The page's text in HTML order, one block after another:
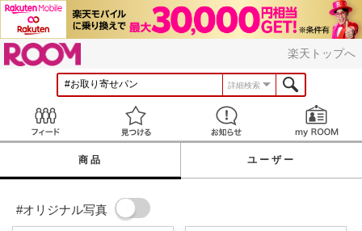
楽天トップへ
詳細検索
見つける お知らせ
商品 ユーザー
#オリジナル写真